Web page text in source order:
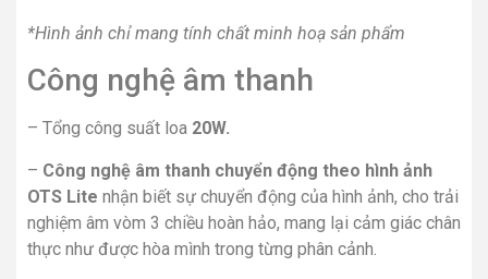
*Hình ảnh chỉ mang tính chất minh hoạ sản phẩm
Công nghệ âm thanh
– Tổng công suất loa 20W.
– Công nghệ âm thanh chuyển động theo hình ảnh
OTS Lite nhận biết sự chuyển động của hình ảnh, cho trải
nghiệm âm vòm 3 chiều hoàn hảo, mang lại cảm giác chân
thực như được hòa mình trong từng phân cảnh.